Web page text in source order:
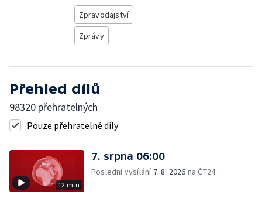
Zpravodajství
Zprávy
Přehled dílů
98320 přehratelných
Pouze přehratelné díly
12 min
7. srpna 06:00
Poslední vysílání 7. 8. 2026 na ČT24